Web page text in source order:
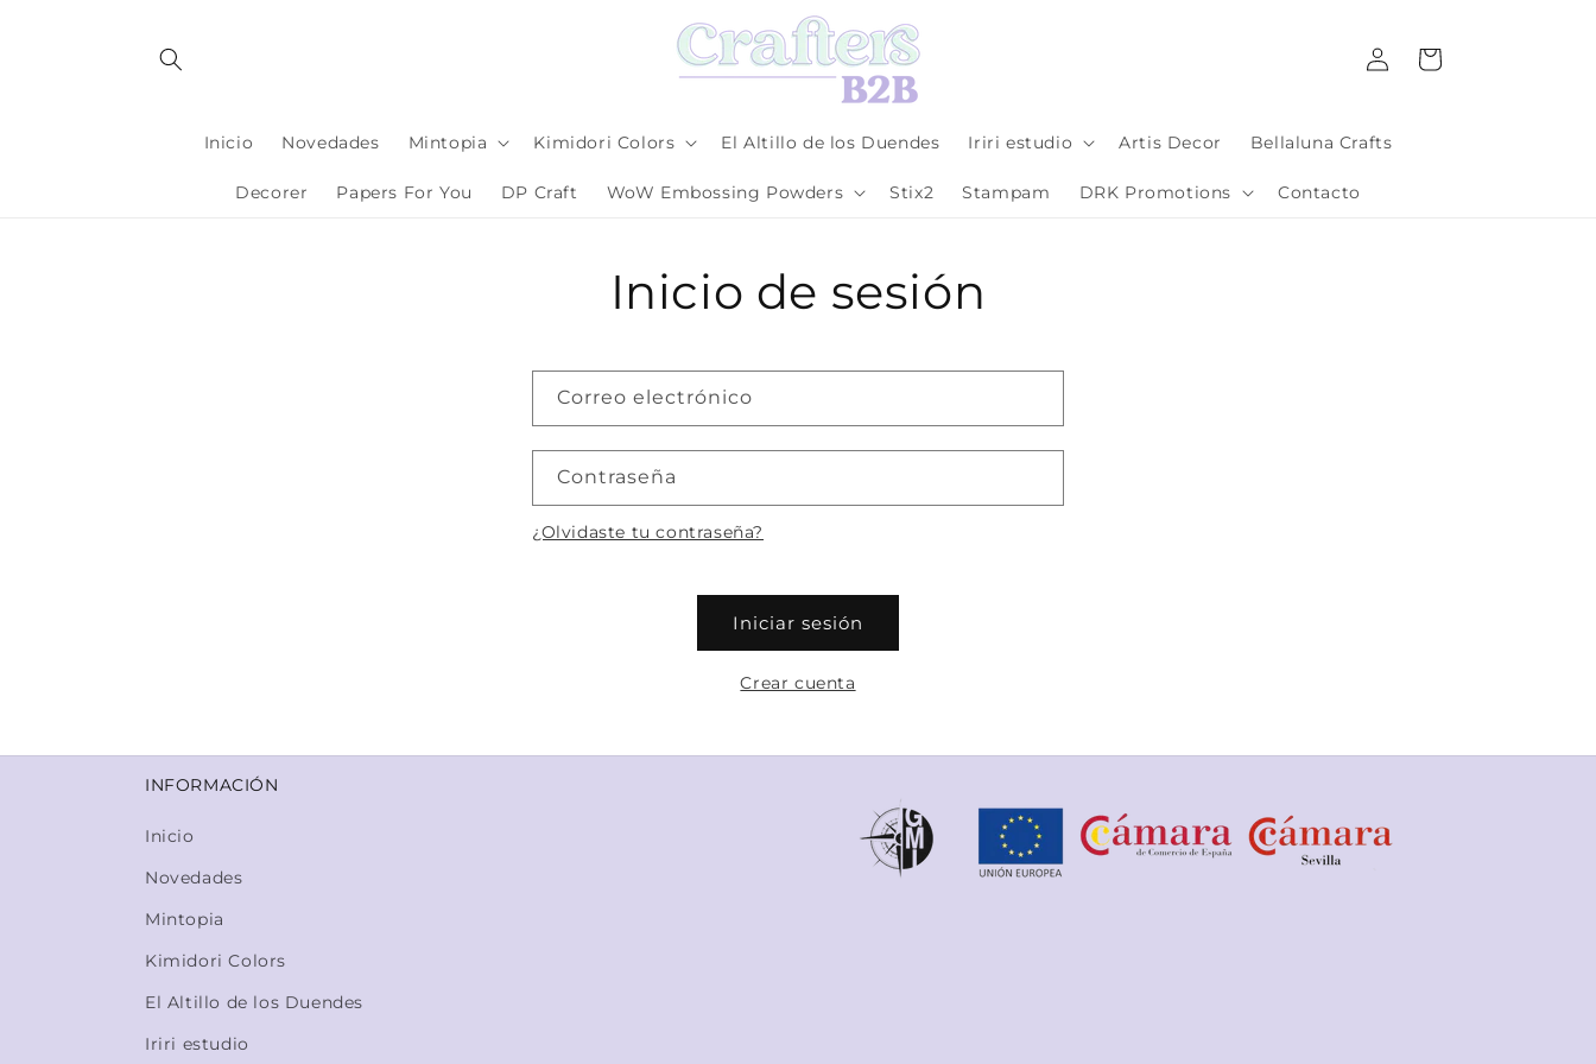
Inicio Novedades Mintopia Kimidori Colors El Altillo de los Duendes Iriri estudio Artis Decor Bellaluna Crafts
Decorer Papers For You DP Craft WoW Embossing Powders Stix2 Stampam DRK Promotions Contacto
sesión
Carrito
Inicio de sesión
Correo electrónico
Contraseña
¿Olvidaste tu contraseña?
Iniciar sesión
Crear cuenta
INFORMACIÓN
Inicio
Novedades
Mintopia
Kimidori Colors
El Altillo de los Duendes
Iriri estudio